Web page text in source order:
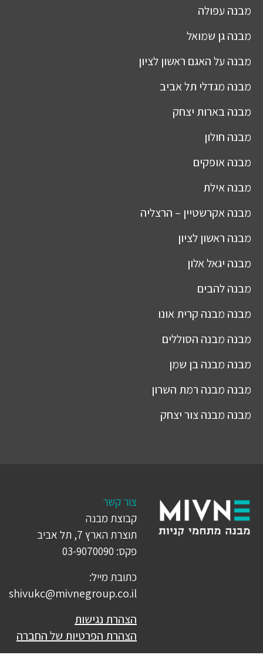
מבנה עפולה
מבנהגן שמואל
מבנה על האגם ראשון לציון
מבנה מגדלי תל אביב
מבנהבארות יצחק
מבנה חולון
מבנהאופקים
מבנהאילת
מבנהאקרשטיין – הרצליה
מבנה ראשון לציון
מבנה יגאל אלון
מבנהלהבים
מבנה מבנה קרית אונו
מבנה מבנה הסוללים
מבנה מבנה בן שמן
מבנה מבנה רמת השרון
מבנה מבנה צור יצחק
צור קשר
קבוצת מבנה
תוצרת הארץ 7, תל אביב
פקס: 03-9070090
כתובת מייל:
shivukc@mivnegroup.co.il
הצהרת נגישות
הצהרת הפרטיות של החברה